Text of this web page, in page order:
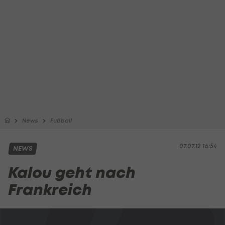
News Fußball
07.07.12 16:54
NEWS
Kalou geht nach
Frankreich